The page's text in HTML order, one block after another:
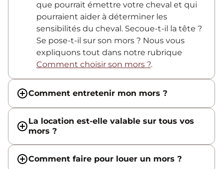
que pourrait émettre votre cheval et qui
pourraient aider à déterminer les
sensibilités du cheval. Secoue-t-il la tête ?
Se pose-t-il sur son mors ? Nous vous
expliquons tout dans notre rubrique
Comment choisir son mors ?.
Comment entretenir mon mors ?
La location est-elle valable sur tous vos
mors ?
Comment faire pour louer un mors ?